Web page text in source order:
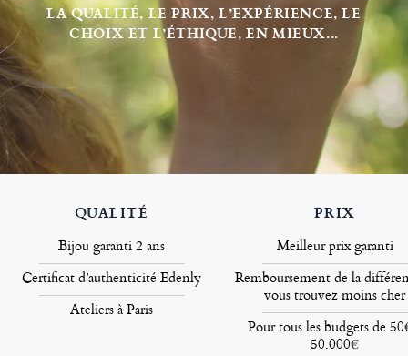
LA QUALITÉ, LE PRIX, L’EXPÉRIENCE, LE
CHOIX ET L’ÉTHIQUE, EN MIEUX...
QUALITÉ
Bijou garanti 2 ans
Certificat d’authenticité Edenly
Ateliers à Paris
PRIX
Meilleur prix garanti
Remboursement de la
vous trouvez moins cher
Pour tous les budgets de
50.000€